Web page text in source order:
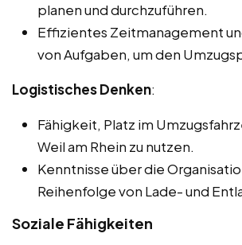
planen und durchzuführen.
Effizientes Zeitmanagement
von Aufgaben, um den
Logistisches Denken:
Fähigkeit, Platz im
Weil am Rhein zu nutzen.
Kenntnisse über die
Reihenfolge von Lade- und
Soziale Fähigkeiten